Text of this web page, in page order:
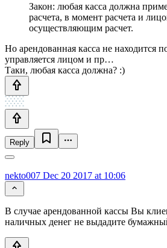
Закон: любая касса должна
расчета, в момент расчета и
осуществляющим расчет.
Но арендованная касса не находится
управляется лицом и пр…
Таки, любая касса должна? :)
Reply
nekto007 Dec 20 2017 at 10:06
В случае арендованной кассы Вы
наличных денег не выдадите